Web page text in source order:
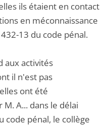
ils étaient en contact
en méconnaissance
13 du code pénal.
aux activités
il n'est pas
ont été
A... dans le délai
code pénal, le collège